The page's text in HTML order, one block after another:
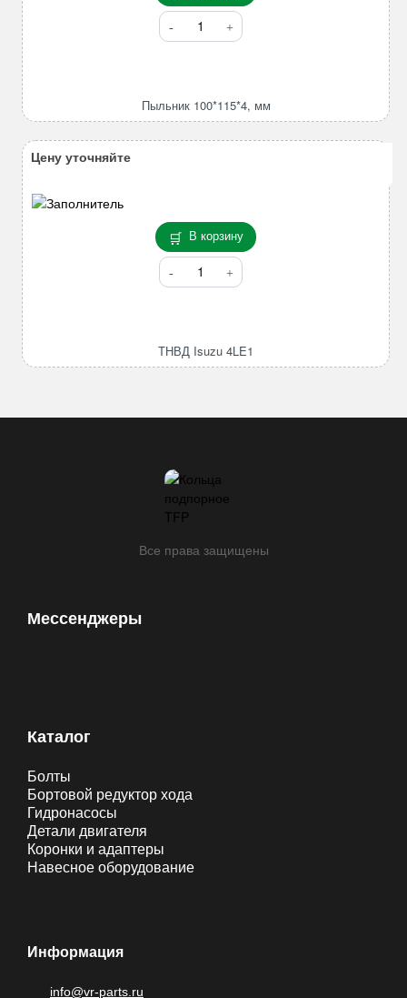
Количество
товара
Пыльник 100*115*4, мм
В корзину
Количество
товара
ТНВД Isuzu 4LE1
Цену уточняйте
Все права защищены
Мессенджеры
Каталог
Болты
Бортовой редуктор хода
Гидронасосы
Детали двигателя
Коронки и адаптеры
Навесное оборудование
Информация
info@vr-parts.ru